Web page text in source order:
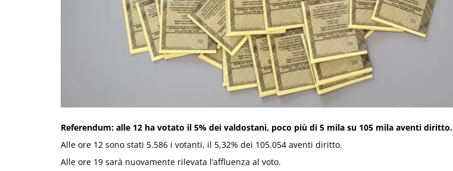
Referendum: alle 12 ha votato il 5% dei valdostani, poco più di 5 mila su 105 mila aventi diritto.
Alle ore 12 sono stati 5.586 i votanti, il 5,32% dei 105.054 aventi diritto.
Alle ore 19 sarà nuovamente rilevata l’affluenza al voto.